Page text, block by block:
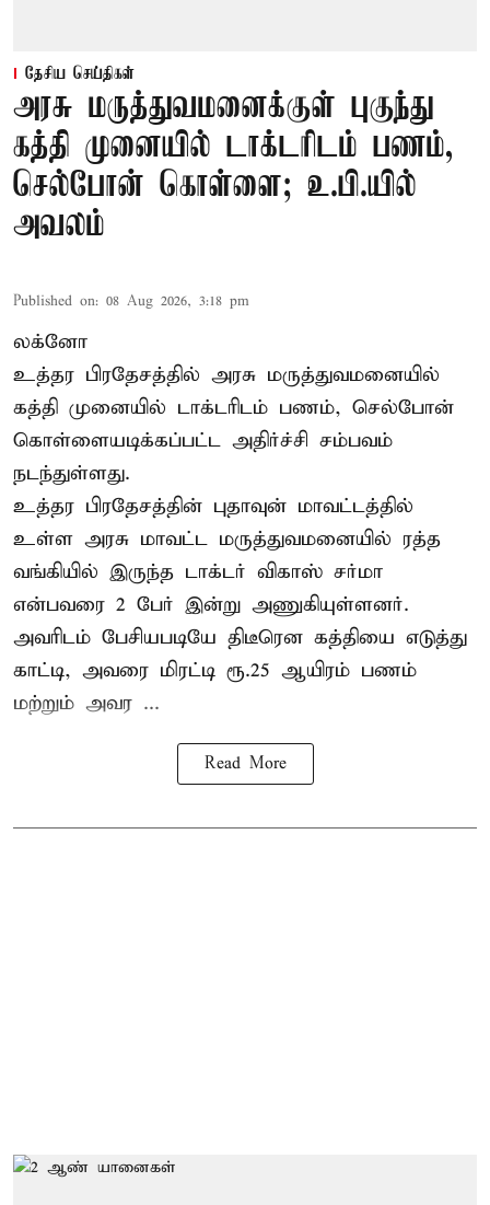
தேசிய செய்திகள்
அரசு மருத்துவமனைக்குள் புகுந்து
கத்தி முனையில் டாக்டரிடம் பணம்,
செல்போன் கொள்ளை; உ.பி.யில்
அவலம்
Published on: 08 Aug 2026, 3:18 pm
லக்னோ
உத்தர பிரதேசத்தில் அரசு மருத்துவமனையில்
கத்தி முனையில் டாக்டரிடம் பணம், செல்போன்
கொள்ளையடிக்கப்பட்ட அதிர்ச்சி சம்பவம்
நடந்துள்ளது.
உத்தர பிரதேசத்தின் புதாவுன் மாவட்டத்தில்
உள்ள அரசு மாவட்ட மருத்துவமனையில் ரத்த
வங்கியில் இருந்த டாக்டர் விகாஸ் சர்மா
என்பவரை 2 பேர் இன்று அணுகியுள்ளனர்.
அவரிடம் பேசியபடியே திடீரென கத்தியை எடுத்து
காட்டி, அவரை மிரட்டி ரூ.25 ஆயிரம் பணம்
மற்றும் அவர ...
Read More